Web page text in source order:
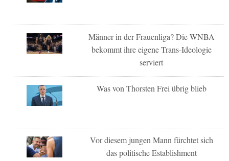
Männer in der Frauenliga? Die WNBA
bekommt ihre eigene Trans-Ideologie
serviert
Was von Thorsten Frei übrig blieb
Vor diesem jungen Mann fürchtet sich
das politische Establishment